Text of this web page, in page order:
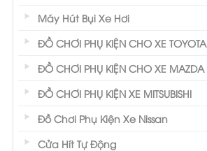
Máy Hút Bụi Xe Hơi
ĐỒ CHƠI PHỤ KIỆN CHO XE TOYOTA
ĐỒ CHƠI PHỤ KIỆN CHO XE MAZDA
ĐỒ CHƠI PHỤ KIỆN XE MITSUBISHI
Đồ Chơi Phụ Kiện Xe Nissan
Cửa Hít Tự Động